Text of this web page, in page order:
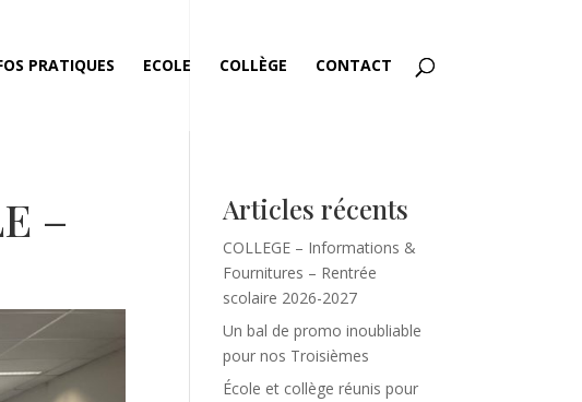
PRATIQUES ECOLE COLLÈGE CONTACT
–
Articles récents
COLLEGE – Informations &
Fournitures – Rentrée
scolaire 2026-2027
Un bal de promo inoubliable
pour nos Troisièmes
École et collège réunis pour